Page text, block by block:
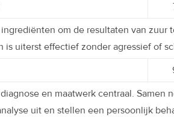
om de resultaten van
uiterst effectief zonder agressief of
en maatwerk centraal.
uit en stellen een persoonlijk